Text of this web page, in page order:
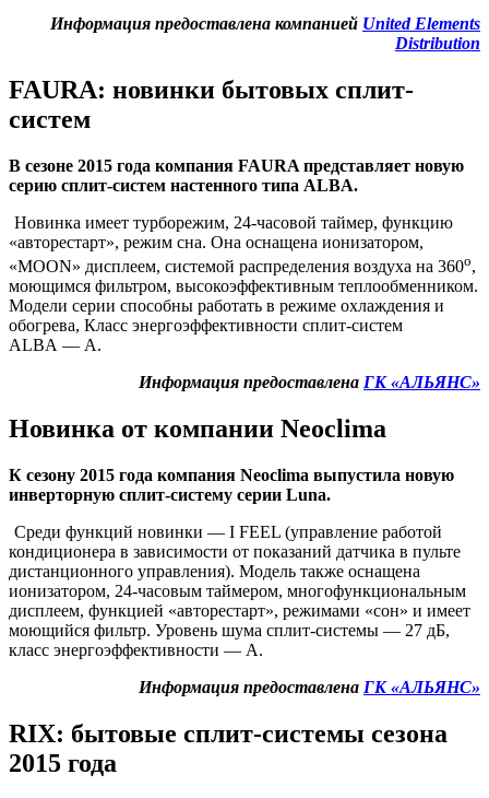
Информация предоставлена компанией United Elements
Distribution
FAURA: новинки бытовых сплит-
систем
В сезоне 2015 года компания FAURA представляет новую
серию сплит-систем настенного типа ALBA.
Новинка имеет турборежим, 24-часовой таймер, функцию
«авторестарт», режим сна. Она оснащена ионизатором,
«MOON» дисплеем, системой распределения воздуха на 360o,
моющимся фильтром, высокоэффективным теплообменником.
Модели серии способны работать в режиме охлаждения и
обогрева, Класс энергоэффективности сплит-систем
ALBA — А.
Информация предоставлена ГК «АЛЬЯНС»
Новинка от компании Neoclima
К сезону 2015 года компания Neoclima выпустила новую
инверторную сплит-систему серии Luna.
Среди функций новинки — I FEEL (управление работой
кондиционера в зависимости от показаний датчика в пульте
дистанционного управления). Модель также оснащена
ионизатором, 24-часовым таймером, многофункциональным
дисплеем, функцией «авторестарт», режимами «сон» и имеет
моющийся фильтр. Уровень шума сплит-системы — 27 дБ,
класс энергоэффективности — А.
Информация предоставлена ГК «АЛЬЯНС»
RIX: бытовые сплит-системы сезона
2015 года